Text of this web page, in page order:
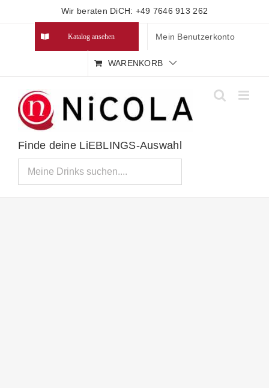
Wir beraten DiCH: +49 7646 913 262
Katalog ansehen Mein Benutzerkonto
WARENKORB
Finde deine LiEBLINGS-Auswahl